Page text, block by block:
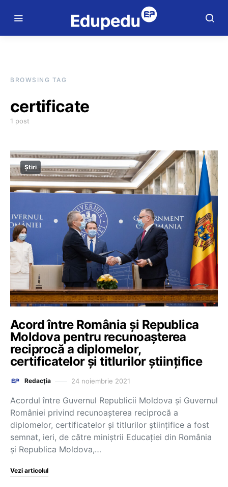
BROWSING TAG
certificate
1 post
Știri
Acord între România și Republica
Moldova pentru recunoașterea
reciprocă a diplomelor,
certificatelor şi titlurilor științifice
Redacția 24 noiembrie 2021
Acordul între Guvernul Republicii Moldova şi Guvernul
României privind recunoașterea reciprocă a
diplomelor, certificatelor şi titlurilor științifice a fost
semnat, ieri, de către miniștrii Educației din România
și Republica Moldova,…
Vezi articolul